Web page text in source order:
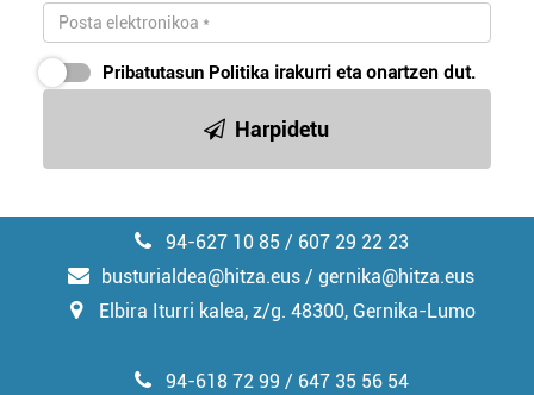
Pribatutasun Politika irakurri eta onartzen dut.
Harpidetu
94-627 10 85 / 607 29 22 23
busturialdea@hitza.eus / gernika@hitza.eus
Elbira Iturri kalea, z/g. 48300, Gernika-Lumo
94-618 72 99 / 647 35 56 54